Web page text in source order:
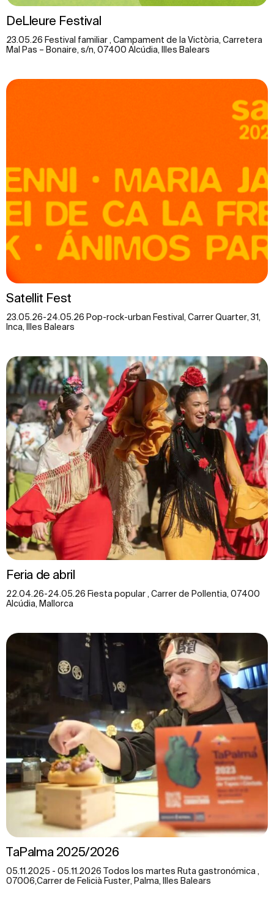
DeLleure Festival
23.05.26 Festival familiar , Campament de la Victòria, Carretera
Mal Pas – Bonaire, s/n, 07400 Alcúdia, Illes Balears
Satellit Fest
23.05.26-24.05.26 Pop-rock-urban Festival, Carrer Quarter, 31,
Inca, Illes Balears
Feria de abril
22.04.26-24.05.26 Fiesta popular , Carrer de Pollentia, 07400
Alcúdia, Mallorca
TaPalma 2025/2026
05.11.2025 - 05.11.2026 Todos los martes Ruta gastronómica ,
07006,Carrer de Felicià Fuster, Palma, Illes Balears